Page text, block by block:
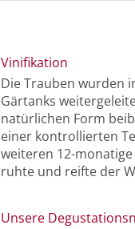
Vinifikation
Die Trauben wurden
Gärtanks
natürlichen Form
einer kontrollierten
weiteren 12-
ruhte und reifte der
Unsere